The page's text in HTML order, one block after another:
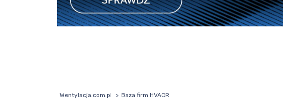
Wentylacja.com.pl Baza firm HVACR